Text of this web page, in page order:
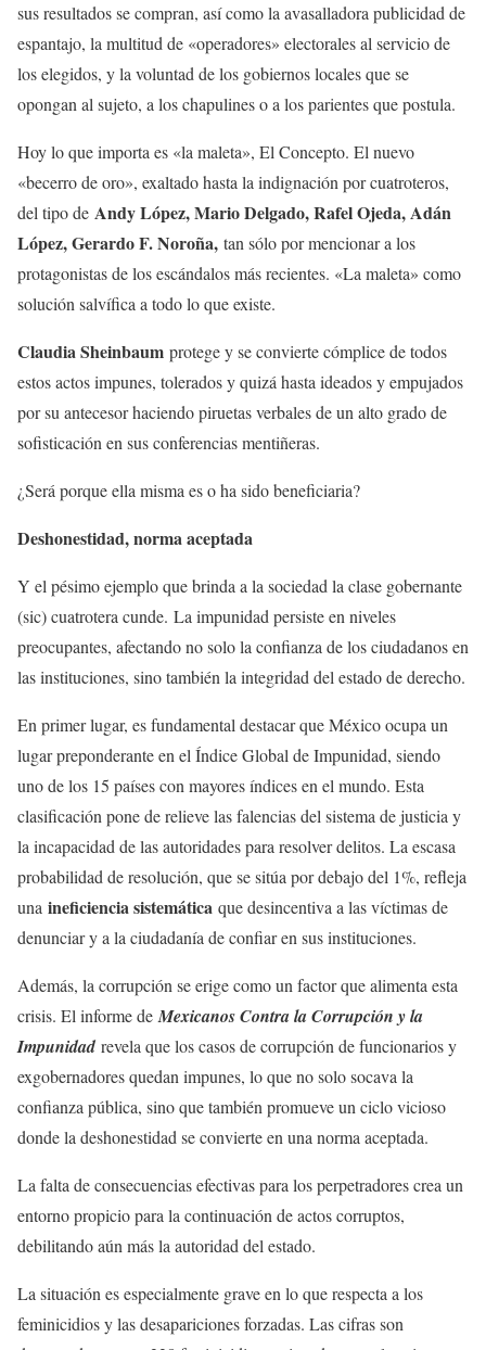
sus resultados se compran, así como la avasalladora publicidad de
espantajo, la multitud de «operadores» electorales al servicio de
los elegidos, y la voluntad de los gobiernos locales que se
opongan al sujeto, a los chapulines o a los parientes que postula.
Hoy lo que importa es «la maleta», El Concepto. ‎El nuevo
«becerro de oro», exaltado hasta la indignación por cuatroteros,
del tipo de Andy López, Mario Delgado, Rafel Ojeda, Adán
López, Gerardo F. Noroña, tan sólo por mencionar a los
protagonistas de los escándalos más recientes. «La maleta» como
solución salvífica a todo lo que existe.
Claudia Sheinbaum protege y se convierte cómplice de todos
estos actos impunes, tolerados y quizá hasta ideados y empujados
por su antecesor haciendo piruetas verbales de un alto grado de
sofisticación en sus conferencias mentiñeras.
¿Será porque ella misma es o ha sido beneficiaria?
Deshonestidad, norma aceptada
Y el pésimo ejemplo que brinda a la sociedad la clase gobernante
(sic) cuatrotera cunde. La impunidad persiste en niveles
preocupantes, afectando no solo la confianza de los ciudadanos en
las instituciones, sino también la integridad del estado de derecho.
En primer lugar, es fundamental destacar que México ocupa un
lugar preponderante en el Índice Global de Impunidad, siendo
uno de los 15 países con mayores índices en el mundo. Esta
clasificación pone de relieve las falencias del sistema de justicia y
la incapacidad de las autoridades para resolver delitos. La escasa
probabilidad de resolución, que se sitúa por debajo del 1%, refleja
una ineficiencia sistemática que desincentiva a las víctimas de
denunciar y a la ciudadanía de confiar en sus instituciones.
Además, la corrupción se erige como un factor que alimenta esta
crisis. El informe de Mexicanos Contra la Corrupción y la
Impunidadrevela que los casos de corrupción de funcionarios y
exgobernadores quedan impunes, lo que no solo socava la
confianza pública, sino que también promueve un ciclo vicioso
donde la deshonestidad se convierte en una norma aceptada.
La falta de consecuencias efectivas para los perpetradores crea un
entorno propicio para la continuación de actos corruptos,
debilitando aún más la autoridad del estado.
La situación es especialmente grave en lo que respecta a los
feminicidios y las desapariciones forzadas. Las cifras son